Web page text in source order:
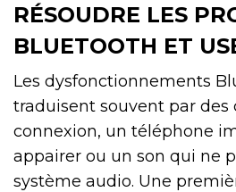
RÉSOUDRE LES
BLUETOOTH ET
Les dysfonctionnements
traduisent souvent par des
connexion, un téléphone
appairer ou un son qui ne
système audio. Une